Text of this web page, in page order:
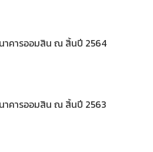
าคารออมสิน ณ สิ้นปี 2564
าคารออมสิน ณ สิ้นปี 2563